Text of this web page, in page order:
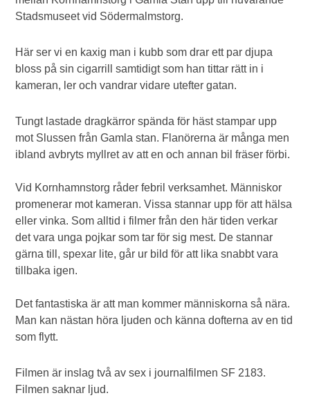
Stadsmuseet vid Södermalmstorg.
Här ser vi en kaxig man i kubb som drar ett par djupa
bloss på sin cigarrill samtidigt som han tittar rätt in i
kameran, ler och vandrar vidare utefter gatan.
Tungt lastade dragkärror spända för häst stampar upp
mot Slussen från Gamla stan. Flanörerna är många men
ibland avbryts myllret av att en och annan bil fräser förbi.
Vid Kornhamnstorg råder febril verksamhet. Människor
promenerar mot kameran. Vissa stannar upp för att hälsa
eller vinka. Som alltid i filmer från den här tiden verkar
det vara unga pojkar som tar för sig mest. De stannar
gärna till, spexar lite, går ur bild för att lika snabbt vara
tillbaka igen.
Det fantastiska är att man kommer människorna så nära.
Man kan nästan höra ljuden och känna dofterna av en tid
som flytt.
Filmen är inslag två av sex i journalfilmen SF 2183.
Filmen saknar ljud.